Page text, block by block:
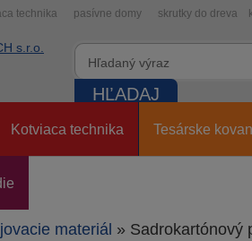
Kotviaca technika Tesárske
technika pasívne domy skrutky do dreva
materiál » Sadrokartónový